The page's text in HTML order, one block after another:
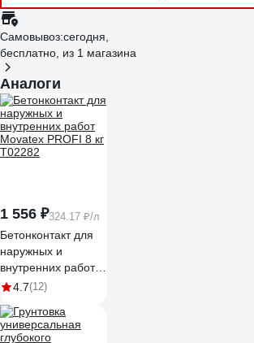
Самовывоз:сегодня,
бесплатно , из 1 магазина
Аналоги
1 556 ₽324.17 ₽/л
Бетонконтакт для
наружных и
внутренних работ
Movatex PROFI 8 кг
4.7(12)